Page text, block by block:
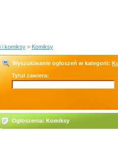
i komiksy » Komiksy
Wyszukiwanie ogłoszeń w kategorii:
Tytuł zawiera:
Ogłoszenia: Komiksy